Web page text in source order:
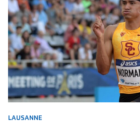
LAUSANNE